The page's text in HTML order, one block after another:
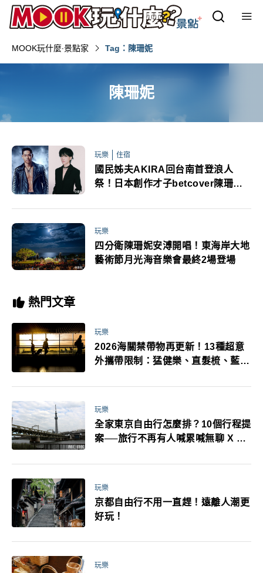
MOOK玩什麼‧景點家 Tag：陳珊妮
陳珊妮
玩樂 住宿
國民姊夫AKIRA回台南首登浪人
祭！日本創作才子betcover陳珊妮
玩樂
四分衛陳珊妮安溥開唱！東海岸大地
藝術節月光海音樂會最終2場登場
熱門文章
玩樂
2026海關禁帶物再更新！13種超意
外攜帶限制：猛健樂、直髮梳、藍牙
萬！注意事項一次看！
玩樂
全家東京自由行怎麼排？10個行程提
案──旅行不再有人喊累喊無聊 X 爸
玩樂
京都自由行不用一直趕！遠離人潮更
好玩！
玩樂